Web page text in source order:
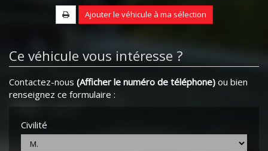
Ajouter le véhicule à ma sélection
Ce véhicule vous intéresse ?
Contactez-nous (Afficher le numéro de téléphone) ou bien
renseignez ce formulaire :
Civilité